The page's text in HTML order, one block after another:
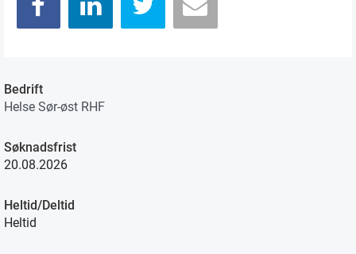
Bedrift
Helse Sør-øst RHF
Søknadsfrist
20.08.2026
Heltid/Deltid
Heltid